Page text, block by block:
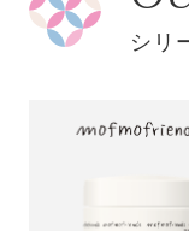
シリ